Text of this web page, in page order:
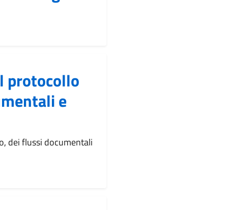
protocollo
e
dei flussi documentali